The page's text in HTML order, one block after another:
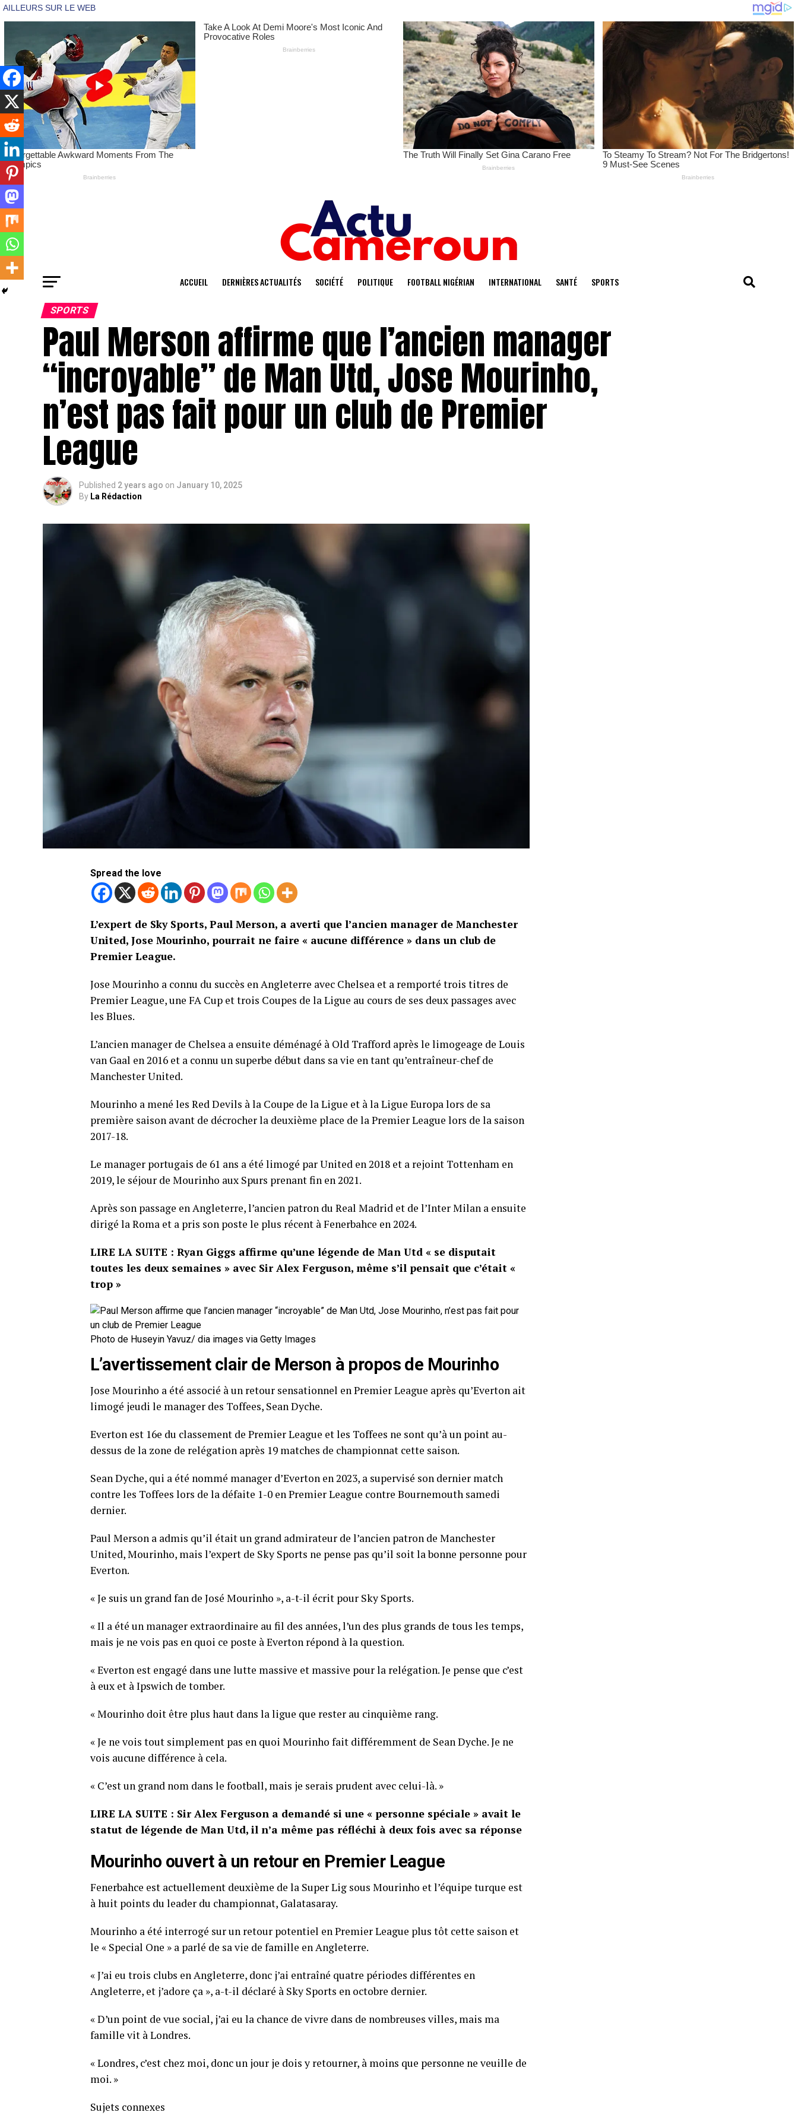
ACCUEIL DERNIÈRES ACTUALITÉS SOCIÉTÉ POLITIQUE FOOTBALL NIGÉRIAN INTERNATIONAL SANTÉ SPORTS
SPORTS
Paul Merson affirme que l’ancien manager
“incroyable” de Man Utd, Jose Mourinho,
n’est pas fait pour un club de Premier
League
Published 2 years ago on January 10, 2025
By La Rédaction
Spread the love
L’expert de Sky Sports, Paul Merson, a averti que l’ancien manager de Manchester
United, Jose Mourinho, pourrait ne faire « aucune différence » dans un club de
Premier League.
Jose Mourinho a connu du succès en Angleterre avec Chelsea et a remporté trois titres de
Premier League, une FA Cup et trois Coupes de la Ligue au cours de ses deux passages avec
les Blues.
L’ancien manager de Chelsea a ensuite déménagé à Old Trafford après le limogeage de Louis
van Gaal en 2016 et a connu un superbe début dans sa vie en tant qu’entraîneur-chef de
Manchester United.
Mourinho a mené les Red Devils à la Coupe de la Ligue et à la Ligue Europa lors de sa
première saison avant de décrocher la deuxième place de la Premier League lors de la saison
2017-18.
Le manager portugais de 61 ans a été limogé par United en 2018 et a rejoint Tottenham en
2019, le séjour de Mourinho aux Spurs prenant fin en 2021.
Après son passage en Angleterre, l’ancien patron du Real Madrid et de l’Inter Milan a ensuite
dirigé la Roma et a pris son poste le plus récent à Fenerbahce en 2024.
LIRE LA SUITE : Ryan Giggs affirme qu’une légende de Man Utd « se disputait
toutes les deux semaines » avec Sir Alex Ferguson, même s’il pensait que c’était «
trop »
Photo de Huseyin Yavuz/ dia images via Getty Images
L’avertissement clair de Merson à propos de Mourinho
Jose Mourinho a été associé à un retour sensationnel en Premier League après qu’Everton ait
limogé jeudi le manager des Toffees, Sean Dyche.
Everton est 16e du classement de Premier League et les Toffees ne sont qu’à un point au-
dessus de la zone de relégation après 19 matches de championnat cette saison.
Sean Dyche, qui a été nommé manager d’Everton en 2023, a supervisé son dernier match
contre les Toffees lors de la défaite 1-0 en Premier League contre Bournemouth samedi
dernier.
Paul Merson a admis qu’il était un grand admirateur de l’ancien patron de Manchester
United, Mourinho, mais l’expert de Sky Sports ne pense pas qu’il soit la bonne personne pour
Everton.
« Je suis un grand fan de José Mourinho », a-t-il écrit pour Sky Sports.
« Il a été un manager extraordinaire au fil des années, l’un des plus grands de tous les temps,
mais je ne vois pas en quoi ce poste à Everton répond à la question.
« Everton est engagé dans une lutte massive et massive pour la relégation. Je pense que c’est
à eux et à Ipswich de tomber.
« Mourinho doit être plus haut dans la ligue que rester au cinquième rang.
« Je ne vois tout simplement pas en quoi Mourinho fait différemment de Sean Dyche. Je ne
vois aucune différence à cela.
« C’est un grand nom dans le football, mais je serais prudent avec celui-là. »
LIRE LA SUITE : Sir Alex Ferguson a demandé si une « personne spéciale » avait le
statut de légende de Man Utd, il n’a même pas réfléchi à deux fois avec sa réponse
Mourinho ouvert à un retour en Premier League
Fenerbahce est actuellement deuxième de la Super Lig sous Mourinho et l’équipe turque est
à huit points du leader du championnat, Galatasaray.
Mourinho a été interrogé sur un retour potentiel en Premier League plus tôt cette saison et
le « Special One » a parlé de sa vie de famille en Angleterre.
« J’ai eu trois clubs en Angleterre, donc j’ai entraîné quatre périodes différentes en
Angleterre, et j’adore ça », a-t-il déclaré à Sky Sports en octobre dernier.
« D’un point de vue social, j’ai eu la chance de vivre dans de nombreuses villes, mais ma
famille vit à Londres.
« Londres, c’est chez moi, donc un jour je dois y retourner, à moins que personne ne veuille de
moi. »
Sujets connexes